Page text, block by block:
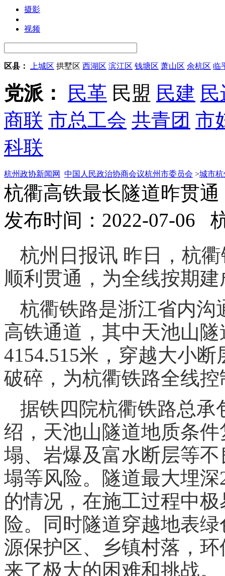
摄影
视频
区县： 上城区 拱墅区 西湖区 滨江区 钱塘区 萧山区 余杭区 临
党派： 民革 民盟 民建
商联 市总工会 共青团 市
科联
杭州政协新闻网 中国人民政治协商会议杭州市委员会 >城市杭
杭衢高铁最长隧道昨贯通
发布时间：2022-07-06
杭州日报讯 昨日，杭
顺利贯通，为全线按期
杭衢铁路是浙江省内沟
高铁通道，其中天池山
4154.515米，穿越大小
破碎，为杭衢铁路全线
据铁四院杭衢铁路总承
绍，天池山隧道地质条
塌、岩爆及富水断层等
塌等风险。隧道最大埋
的情况，在施工过程中
险。同时隧道穿越地表
源保护区、乡镇村落，
来了极大的困难和挑战。